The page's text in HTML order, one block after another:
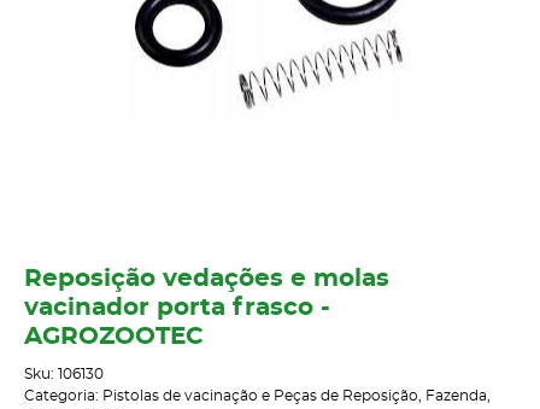
Reposição vedações e molas
vacinador porta frasco -
AGROZOOTEC
Sku: 106130
Categoria: Pistolas de vacinação e Peças de Reposição Fazenda